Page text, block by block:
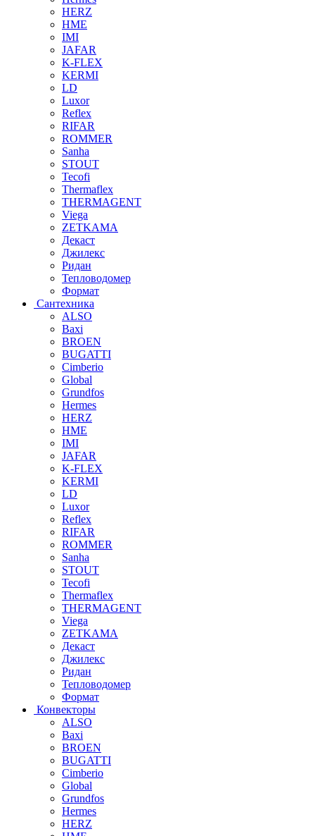
HERZ
HME
IMI
JAFAR
K-FLEX
KERMI
LD
Luxor
Reflex
RIFAR
ROMMER
Sanha
STOUT
Tecofi
Thermaflex
THERMAGENT
Viega
ZETKAMA
Декаст
Джилекс
Ридан
Тепловодомер
Формат
Сантехника
ALSO
Baxi
BROEN
BUGATTI
Cimberio
Global
Grundfos
Hermes
HERZ
HME
IMI
JAFAR
K-FLEX
KERMI
LD
Luxor
Reflex
RIFAR
ROMMER
Sanha
STOUT
Tecofi
Thermaflex
THERMAGENT
Viega
ZETKAMA
Декаст
Джилекс
Ридан
Тепловодомер
Формат
Конвекторы
ALSO
Baxi
BROEN
BUGATTI
Cimberio
Global
Grundfos
Hermes
HERZ